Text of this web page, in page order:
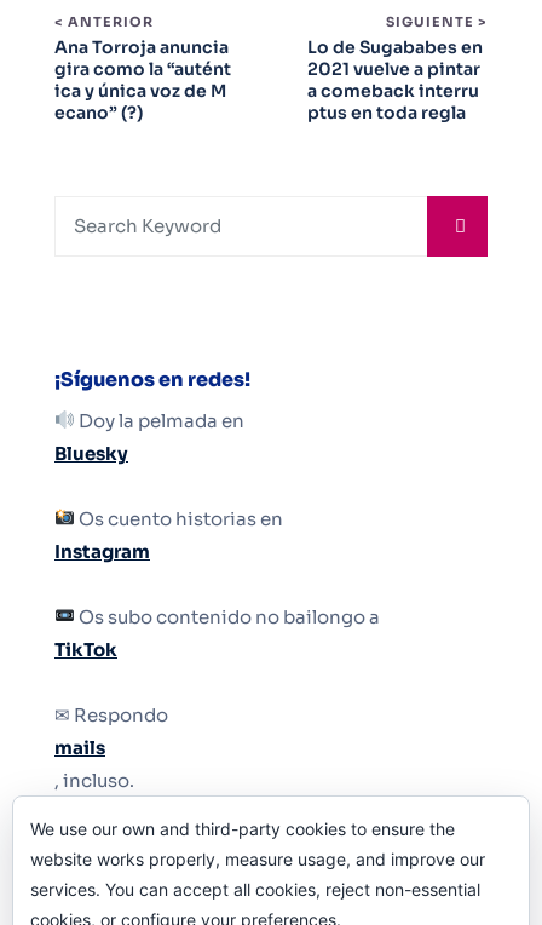
< ANTERIOR
Ana Torroja anuncia
gira como la “autént
ica y única voz de M
ecano” (?)
SIGUIENTE >
Lo de Sugababes en
2021 vuelve a pintar
a comeback interru
ptus en toda regla
¡Síguenos en redes!
Doy la pelmada en
Bluesky
Os cuento historias en
Instagram
Os subo contenido no bailongo a
TikTok
✉ Respondo
mails
, incluso.
Y si una persona no puede tener teléfono, que
le quiten el teléfono.
We use our own and third-party cookies to ensure the
website works properly, measure usage, and improve our
services. You can accept all cookies, reject non-essential
cookies, or configure your preferences.